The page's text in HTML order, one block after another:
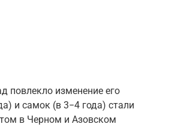
повлекло изменение его
и самок (в 3−4 года) стали
в Черном и Азовском